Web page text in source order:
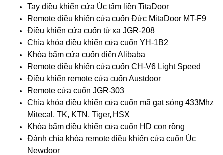
Tay điều khiển cửa Úc tấm liền TitaDoor
Remote điều khiển cửa cuốn Đức MitaDoor MT-F9
Điều khiển cửa cuốn từ xa JGR-208
Chìa khóa điều khiển cửa cuốn YH-1B2
Khóa bấm cửa cuốn điện Alibaba
Remote điều khiển cửa cuốn CH-V6 Light Speed
Điều khiển remote cửa cuốn Austdoor
Remote cửa cuốn JGR-303
Chìa khóa điều khiển cửa cuốn mã gạt sóng 433Mhz
Mitecal, TK, KTN, Tiger, HSX
Khóa bấm điều khiển cửa cuốn HD con rồng
Đánh chìa khóa remote điều khiển cửa cuốn Úc
Newdoor